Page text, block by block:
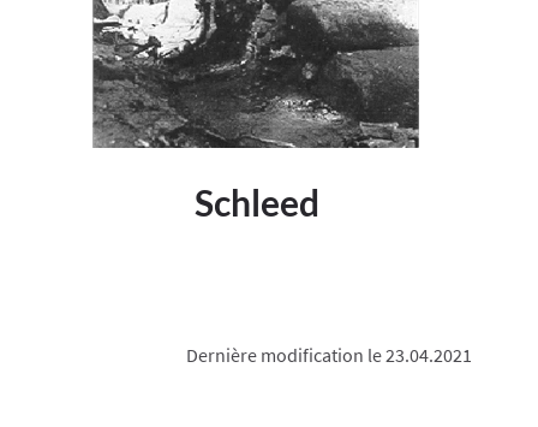
Schleed
Dernière modification le 23.04.2021